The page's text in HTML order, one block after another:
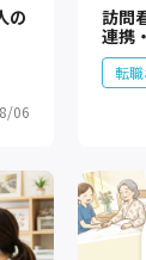
の
06
訪問
連携
転